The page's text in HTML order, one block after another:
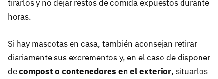
tirarlos y no dejar restos de comida expuestos durante
horas.
Si hay mascotas en casa, también aconsejan retirar
diariamente sus excrementos y, en el caso de disponer
decompost o contenedores en el exterior, situarlos